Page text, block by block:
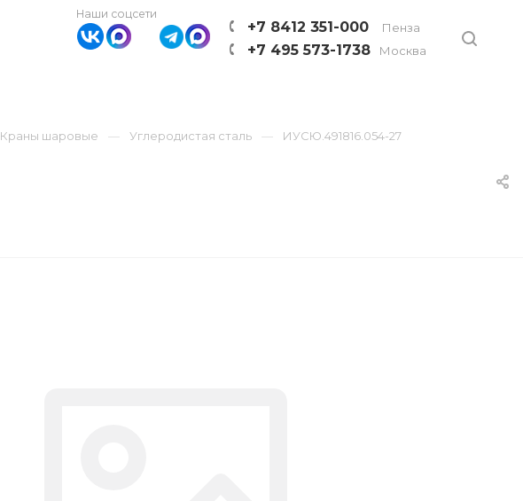
+7 8412 351-000 Пенза
+7 495 573-1738 Москва
Наши соцсети
Краны шаровые Углеродистая сталь ИУСЮ.491816.054-27